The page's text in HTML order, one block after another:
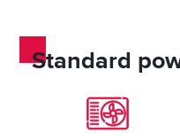
Standard